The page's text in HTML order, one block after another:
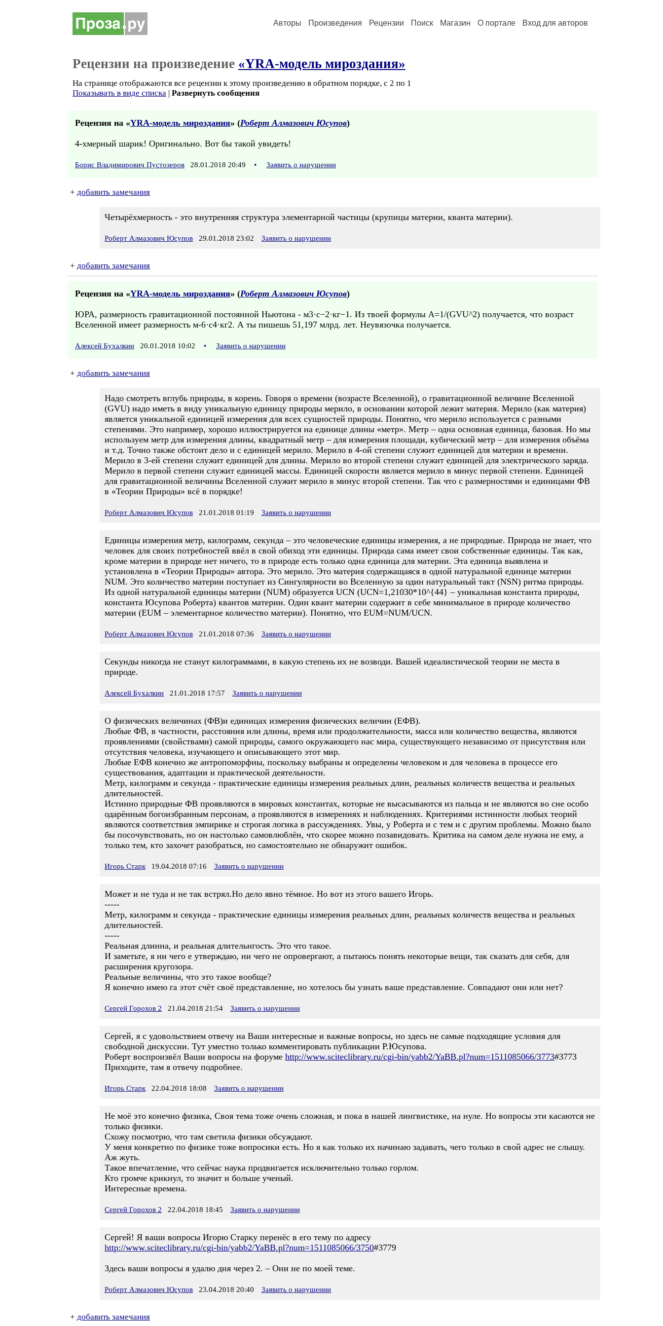
Авторы Произведения Рецензии Поиск Магазин О портале Вход для авторов
Рецензии на произведение «YRA-модель мироздания»
На странице отображаются все рецензии к этому произведению в обратном порядке, с 2 по 1
Показывать в виде списка | Развернуть сообщения
Рецензия на «YRA-модель мироздания» (Роберт Алмазович Юсупов)
4-хмерный шарик! Оригинально. Вот бы такой увидеть!
Борис Владимирович Пустозеров 28.01.2018 20:49 • Заявить о нарушении
+ добавить замечания
Четырёхмерность - это внутренняя структура элементарной частицы (крупицы материи, кванта материи).
Роберт Алмазович Юсупов 29.01.2018 23:02 Заявить о нарушении
+ добавить замечания
Рецензия на «YRA-модель мироздания» (Роберт Алмазович Юсупов)
ЮРА, размерность гравитационной постоянной Ньютона - м3·с−2·кг−1. Из твоей формулы A=1/(GVU^2) получается, что возраст
Вселенной имеет размерность м-6·с4·кг2. А ты пишешь 51,197 млрд. лет. Неувязочка получается.
Алексей Бухалкин 20.01.2018 10:02 • Заявить о нарушении
+ добавить замечания
Надо смотреть вглубь природы, в корень. Говоря о времени (возрасте Вселенной), о гравитационной величине Вселенной
(GVU) надо иметь в виду уникальную единицу природы мерило, в основании которой лежит материя. Мерило (как материя)
является уникальной единицей измерения для всех сущностей природы. Понятно, что мерило используется с разными
степенями. Это например, хорошо иллюстрируется на единице длины «метр». Метр – одна основная единица, базовая. Но мы
используем метр для измерения длины, квадратный метр – для измерения площади, кубический метр – для измерения объёма
и т.д. Точно также обстоит дело и с единицей мерило. Мерило в 4-ой степени служит единицей для материи и времени.
Мерило в 3-ей степени служит единицей для длины. Мерило во второй степени служит единицей для электрического заряда.
Мерило в первой степени служит единицей массы. Единицей скорости является мерило в минус первой степени. Единицей
для гравитационной величины Вселенной служит мерило в минус второй степени. Так что с размерностями и единицами ФВ
в «Теории Природы» всё в порядке!
Роберт Алмазович Юсупов 21.01.2018 01:19 Заявить о нарушении
Единицы измерения метр, килограмм, секунда – это человеческие единицы измерения, а не природные. Природа не знает, что
человек для своих потребностей ввёл в свой обиход эти единицы. Природа сама имеет свои собственные единицы. Так как,
кроме материи в природе нет ничего, то в природе есть только одна единица для материи. Эта единица выявлена и
установлена в «Теории Природы» автора. Это мерило. Это материя содержащаяся в одной натуральной единице материи
NUM. Это количество материи поступает из Сингулярности во Вселенную за один натуральный такт (NSN) ритма природы.
Из одной натуральной единицы материи (NUM) образуется UCN (UCN=1,21030*10^{44} – уникальная константа природы,
константа Юсупова Роберта) квантов материи. Один квант материи содержит в себе минимальное в природе количество
материи (EUM – элементарное количество материи). Понятно, что EUM=NUM/UCN.
Роберт Алмазович Юсупов 21.01.2018 07:36 Заявить о нарушении
Секунды никогда не станут килограммами, в какую степень их не возводи. Вашей идеалистической теории не места в
природе.
Алексей Бухалкин 21.01.2018 17:57 Заявить о нарушении
О физических величинах (ФВ)и единицах измерения физических величин (ЕФВ).
Любые ФВ, в частности, расстояния или длины, время или продолжительности, масса или количество вещества, являются
проявлениями (свойствами) самой природы, самого окружающего нас мира, существующего независимо от присутствия или
отсутствия человека, изучающего и описывающего этот мир.
Любые ЕФВ конечно же антропоморфны, поскольку выбраны и определены человеком и для человека в процессе его
существования, адаптации и практической деятельности.
Метр, килограмм и секунда - практические единицы измерения реальных длин, реальных количеств вещества и реальных
длительностей.
Истинно природные ФВ проявляются в мировых константах, которые не высасываются из пальца и не являются во сне особо
одарённым богоизбранным персонам, а проявляются в измерениях и наблюдениях. Критериями истинности любых теорий
являются соответствия эмпирике и строгая логика в рассуждениях. Увы, у Роберта и с тем и с другим проблемы. Можно было
бы посочувствовать, но он настолько самовлюблён, что скорее можно позавидовать. Критика на самом деле нужна не ему, а
только тем, кто захочет разобраться, но самостоятельно не обнаружит ошибок.
Игорь Старк 19.04.2018 07:16 Заявить о нарушении
Может и не туда и не так встрял.Но дело явно тёмное. Но вот из этого вашего Игорь.
-----
Метр, килограмм и секунда - практические единицы измерения реальных длин, реальных количеств вещества и реальных
длительностей.
-----
Реальная длинна, и реальная длительнгость. Это что такое.
И заметьте, я ни чего е утверждаю, ни чего не опровергают, а пытаюсь понять некоторые вещи, так сказать для себя, для
расширения кругозора.
Реальные величины, что это такое вообще?
Я конечно имею га этот счёт своё представление, но хотелось бы узнать ваше представление. Совпадают они или нет?
Сергей Горохов 2 21.04.2018 21:54 Заявить о нарушении
Сергей, я с удовольствием отвечу на Ваши интересные и важные вопросы, но здесь не самые подходящие условия для
свободной дискуссии. Тут уместно только комментировать публикации Р.Юсупова.
Роберт воспроизвёл Ваши вопросы на форуме http://www.sciteclibrary.ru/cgi-bin/yabb2/YaBB.pl?num=1511085066/3773#3773
Приходите, там я отвечу подробнее.
Игорь Старк 22.04.2018 18:08 Заявить о нарушении
Не моё это конечно физика, Своя тема тоже очень сложная, и пока в нашей лингвистике, на нуле. Но вопросы эти касаются не
только физики.
Схожу посмотрю, что там светила физики обсуждают.
У меня конкретно по физике тоже вопросики есть. Но я как только их начинаю задавать, чего только в свой адрес не слышу.
Аж жуть.
Такое впечатление, что сейчас наука продвигается исключительно только горлом.
Кто громче крикнул, то значит и больше ученый.
Интересные времена.
Сергей Горохов 2 22.04.2018 18:45 Заявить о нарушении
Сергей! Я ваши вопросы Игорю Старку перенёс в его тему по адресу
http://www.sciteclibrary.ru/cgi-bin/yabb2/YaBB.pl?num=1511085066/3750#3779
Здесь ваши вопросы я удалю дня через 2. – Они не по моей теме.
Роберт Алмазович Юсупов 23.04.2018 20:40 Заявить о нарушении
+ добавить замечания